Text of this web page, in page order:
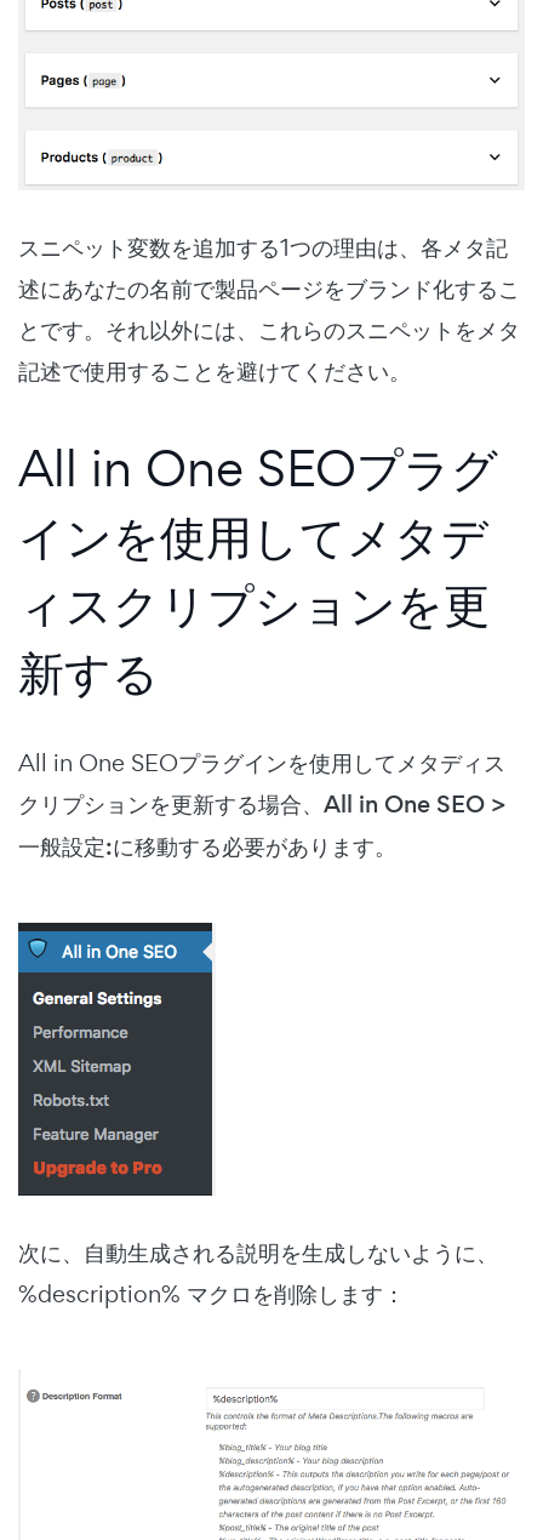
スニペット変数を追加する1つの理由は、各メタ記
述にあなたの名前で製品ページをブランド化するこ
とです。それ以外には、これらのスニペットをメタ
記述で使用することを避けてください。
All in One SEOプラグ
インを使用してメタデ
ィスクリプションを更
新する
All in One SEOプラグインを使用してメタディス
クリプションを更新する場合、 All in One SEO >
一般設定:に移動する必要があります。
次に、自動生成される説明を生成しないように、
%description% マクロを削除します：